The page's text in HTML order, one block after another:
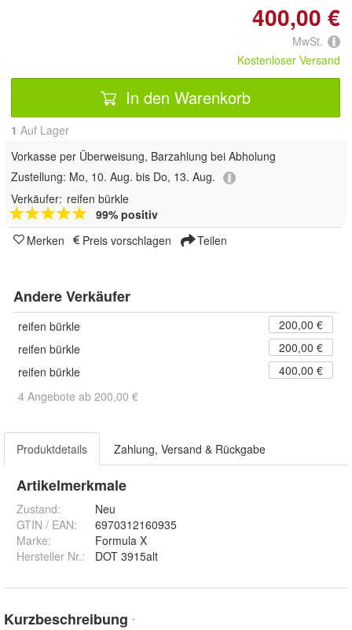
400,00 €
MwSt.
Kostenloser Versand
In den Warenkorb
1 Auf Lager
Vorkasse per Überweisung, Barzahlung bei Abholung
Zustellung: Mo, 10. Aug. bis Do, 13. Aug.
Verkäufer: reifen bürkle
99% positiv
Merken
Preis vorschlagen Teilen
Andere Verkäufer
reifen bürkle
200,00 €
reifen bürkle
200,00 €
reifen bürkle
400,00 €
4 Angebote ab 200,00 €
Produktdetails Zahlung, Versand & Rückgabe
Artikelmerkmale
Zustand:
Neu
GTIN / EAN:
6970312160935
Marke:
Formula X
Hersteller Nr.:
DOT 3915alt
Kurzbeschreibung *